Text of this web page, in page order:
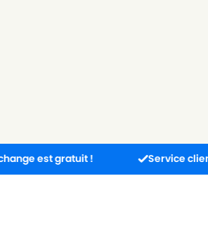
gratuit ! Service client